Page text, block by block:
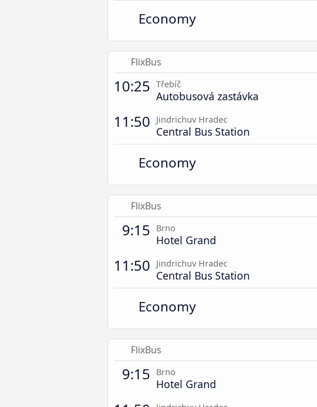
Economy
FlixBus
10:25 Třebíč
Autobusová zastávka
11:50 Jindrichuv Hradec
Central Bus Station
Economy
FlixBus
9:15 Brno
Hotel Grand
11:50 Jindrichuv Hradec
Central Bus Station
Economy
FlixBus
9:15 Brno
Hotel Grand